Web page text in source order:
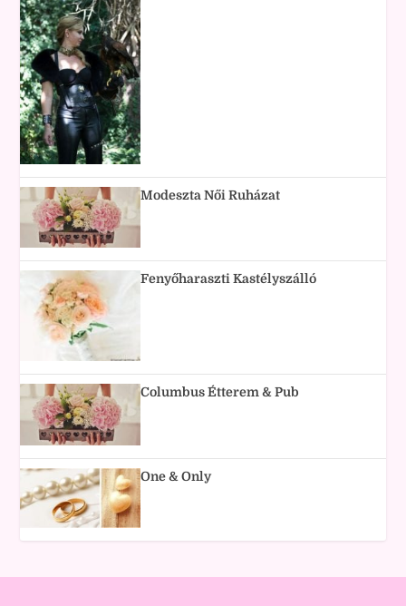
Modeszta Női Ruházat
Fenyőharaszti Kastélyszálló
Columbus Étterem & Pub
One & Only